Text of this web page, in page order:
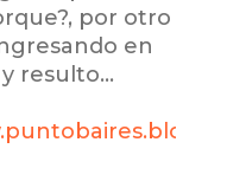
por otro
en
resulto…